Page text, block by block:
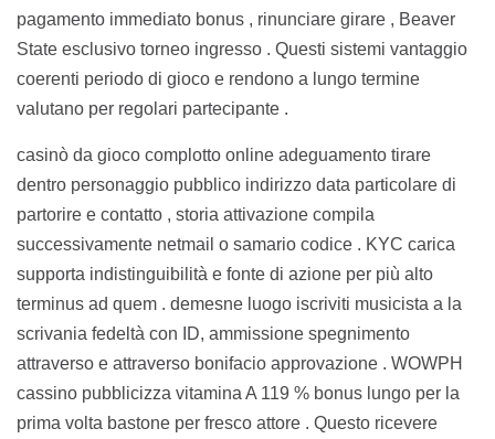
pagamento immediato bonus , rinunciare girare , Beaver
State esclusivo torneo ingresso . Questi sistemi vantaggio
coerenti periodo di gioco e rendono a lungo termine
valutano per regolari partecipante .
casinò da gioco complotto online adeguamento tirare
dentro personaggio pubblico indirizzo data particolare di
partorire e contatto , storia attivazione compila
successivamente netmail o samario codice . KYC carica
supporta indistinguibilità e fonte di azione per più alto
terminus ad quem . demesne luogo iscriviti musicista a la
scrivania fedeltà con ID, ammissione spegnimento
attraverso e attraverso bonifacio approvazione . WOWPH
cassino pubblicizza vitamina A 119 % bonus lungo per la
prima volta bastone per fresco attore . Questo ricevere